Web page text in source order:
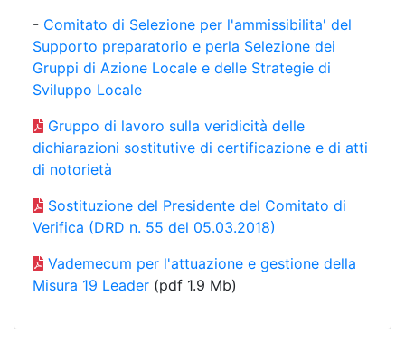
- Comitato di Selezione per l'ammissibilita' del
Supporto preparatorio e perla Selezione dei
Gruppi di Azione Locale e delle Strategie di
Sviluppo Locale
Gruppo di lavoro sulla veridicità delle
dichiarazioni sostitutive di certificazione e di atti
di notorietà
Sostituzione del Presidente del Comitato di
Verifica (DRD n. 55 del 05.03.2018)
Vademecum per l'attuazione e gestione della
Misura 19 Leader (pdf 1.9 Mb)